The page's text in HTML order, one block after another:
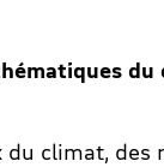
climat, des